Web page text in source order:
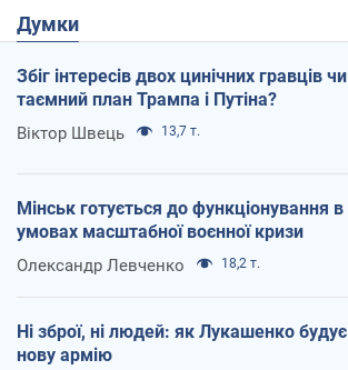
Думки
Збіг інтересів двох цинічних гравців чи
таємний план Трампа і Путіна?
Віктор Швець 13,7 т.
Мінськ готується до функціонування в
умовах масштабної воєнної кризи
Олександр Левченко 18,2 т.
Ні зброї, ні людей: як Лукашенко будує
нову армію